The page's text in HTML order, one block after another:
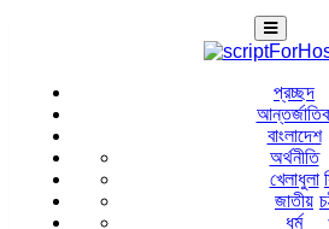
প্রচ্ছদ
বাংলাদেশ
অর্থনীতি
খেলাধুলা
জাতীয়
ধর্ম